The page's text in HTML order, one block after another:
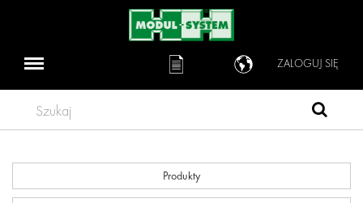
ZALOGUJ SIĘ
Szukaj
Produkty